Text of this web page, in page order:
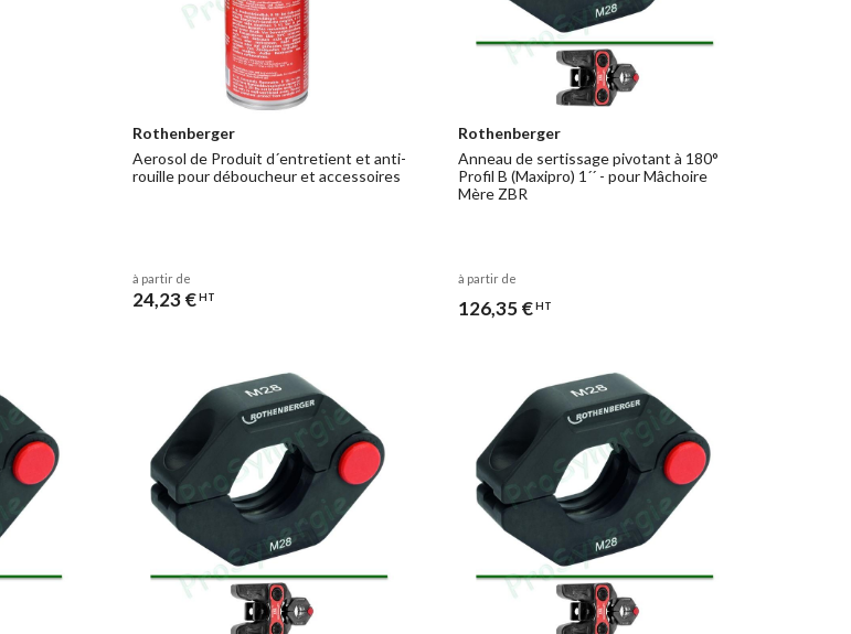
Rothenberger
Aerosol de Produit d´entretient et anti-
rouille pour déboucheur et accessoires
à partir de
24,23 €HT
Rothenberger
Anneau de sertissage pivotant à 180°
Profil B (Maxipro) 1´´ - pour Mâchoire
Mère ZBR
à partir de
126,35 €HT